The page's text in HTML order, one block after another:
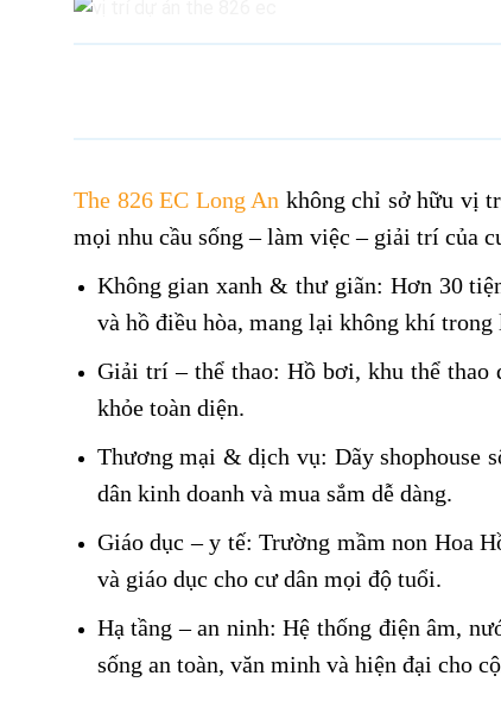
The 826 EC Long An không chỉ sở hữu vị
mọi nhu cầu sống – làm việc – giải trí của
Không gian xanh & thư giãn: Hơn 30
và hồ điều hòa, mang lại không khí
Giải trí – thể thao: Hồ bơi, khu thể thao
khỏe toàn diện.
Thương mại & dịch vụ: Dãy shophouse
dân kinh doanh và mua sắm dễ dàng.
Giáo dục – y tế: Trường mầm non Hoa
và giáo dục cho cư dân mọi độ tuổi.
Hạ tầng – an ninh: Hệ thống điện âm,
sống an toàn, văn minh và hiện đại cho